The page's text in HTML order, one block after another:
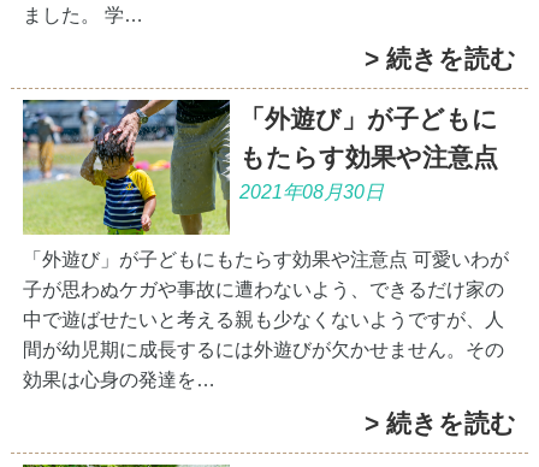
ました。 学…
> 続きを読む
「外遊び」が子どもに
もたらす効果や注意点
2021年08月30日
「外遊び」が子どもにもたらす効果や注意点 可愛いわが
子が思わぬケガや事故に遭わないよう、できるだけ家の
中で遊ばせたいと考える親も少なくないようですが、人
間が幼児期に成長するには外遊びが欠かせません。その
効果は心身の発達を…
> 続きを読む